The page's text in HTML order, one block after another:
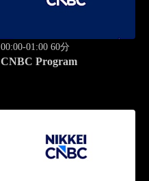
00:00-01:00 60分
CNBC Program